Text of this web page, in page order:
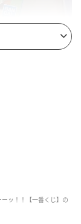
んども使
ッ！！【一番くじ】の